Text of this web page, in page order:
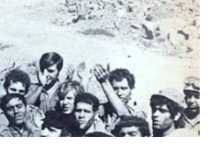
format_underlined הוסף קו תחתון לקישורים
font_download סמן קישורים
לאפס
את
כל
cached